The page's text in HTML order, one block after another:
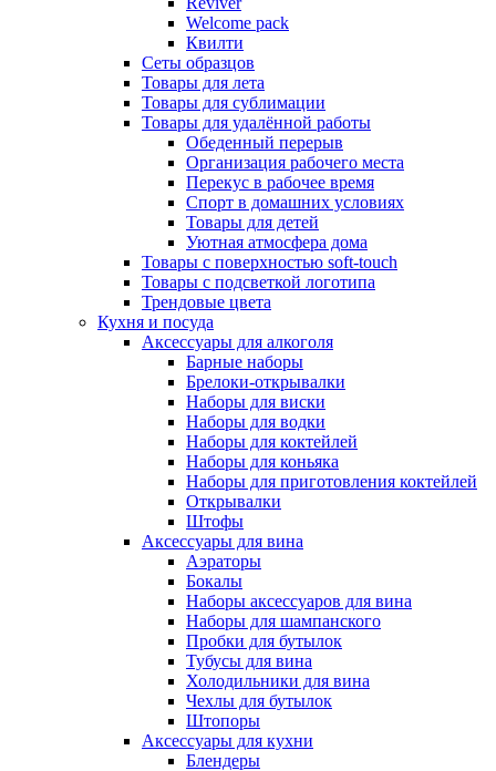
Welcome pack
Квилти
Сеты образцов
Товары для лета
Товары для сублимации
Товары для удалённой работы
Обеденный перерыв
Организация рабочего места
Перекус в рабочее время
Спорт в домашних условиях
Товары для детей
Уютная атмосфера дома
Товары с поверхностью soft-touch
Товары с подсветкой логотипа
Трендовые цвета
Кухня и посуда
Аксессуары для алкоголя
Барные наборы
Брелоки-открывалки
Наборы для виски
Наборы для водки
Наборы для коктейлей
Наборы для коньяка
Наборы для приготовления коктейлей
Открывалки
Штофы
Аксессуары для вина
Аэраторы
Бокалы
Наборы аксессуаров для вина
Наборы для шампанского
Пробки для бутылок
Тубусы для вина
Холодильники для вина
Чехлы для бутылок
Штопоры
Аксессуары для кухни
Блендеры